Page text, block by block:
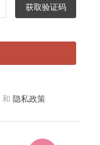
获取验证码
和 隐私政策